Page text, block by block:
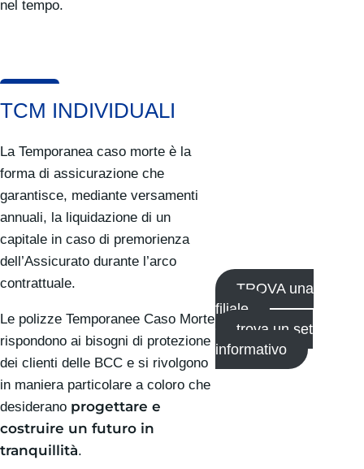
nel tempo.
TCM INDIVIDUALI
La Temporanea caso morte è la
forma di assicurazione che
garantisce, mediante versamenti
annuali, la liquidazione di un
capitale in caso di premorienza
dell’Assicurato durante l’arco
contrattuale.
Le polizze Temporanee Caso Morte
rispondono ai bisogni di protezione
dei clienti delle BCC e si rivolgono
in maniera particolare a coloro che
desiderano progettare e
costruire un futuro in
tranquillità.
TROVA una
filiale
trova un set
informativo